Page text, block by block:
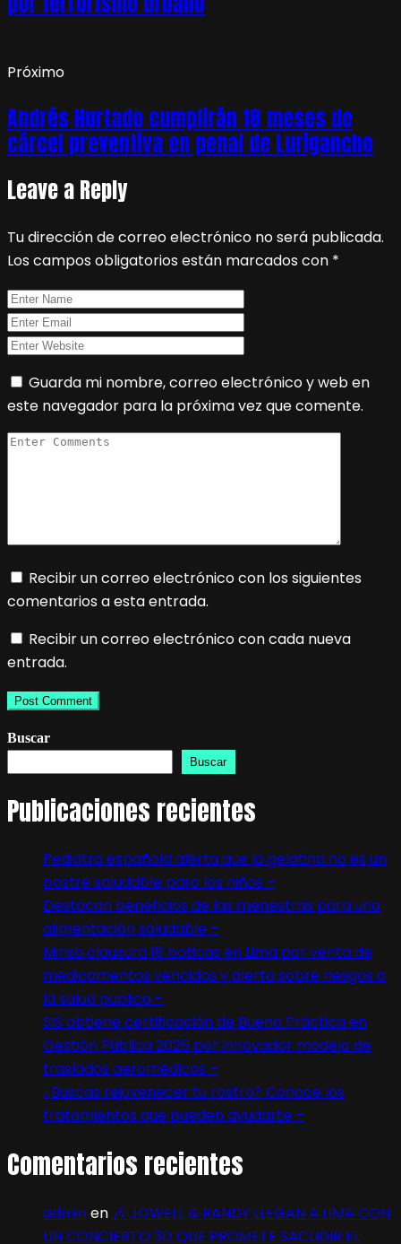
Próximo
Andrés Hurtado cumplirán 18 meses de
cárcel preventiva en penal de Lurigancho
Leave a Reply
Tu dirección de correo electrónico no será publicada.
Los campos obligatorios están marcados con *
Guarda mi nombre, correo electrónico y web en
este navegador para la próxima vez que comente.
Recibir un correo electrónico con los siguientes
comentarios a esta entrada.
Recibir un correo electrónico con cada nueva
entrada.
Buscar
Buscar
Publicaciones recientes
Pediatra española alerta que la gelatina no es un
postre saludable para los niños –
Destacan beneficios de las menestras para una
alimentación saludable –
Minsa clausura 18 boticas en Lima por venta de
medicamentos vencidos y alerta sobre riesgos a
la salud pública –
SIS obtiene certificación de Buena Práctica en
Gestión Pública 2026 por innovador modelo de
traslados aeromédicos –
¿Buscas rejuvenecer tu rostro? Conoce los
tratamientos que pueden ayudarte –
Comentarios recientes
adminen 🎶 JOWELL & RANDY LLEGAN A LIMA CON
UN CONCIERTO 3D QUE PROMETE SACUDIR EL